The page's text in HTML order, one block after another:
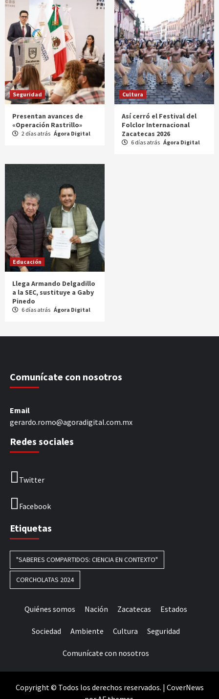
Seguridad
Presentan avances de
«Operación Rastrillo»
2 días atrás Ágora Digital
Cultura
Así cerró el Festival del
Folclor Internacional
Zacatecas 2026
6 días atrás Ágora Digital
Educación
Llega Armando Delgadillo
a la SEC, sustituye a Gaby
Pinedo
6 días atrás Ágora Digital
Comunícate con nosotros
Email
gerardo.romo@agoradigital.com.mx
Redes sociales
Twitter
Facebook
Etiquetas
"SABERES COMPARTIDOS: CIENCIA EN CONTEXTO"
CORCHOLATAS 2024
Quiénes somos Nación Zacatecas Estados
Sociedad Ambiente Cultura Seguridad
Comunícate con nosotros
Copyright © Todos los derechos reservados. | CoverNews